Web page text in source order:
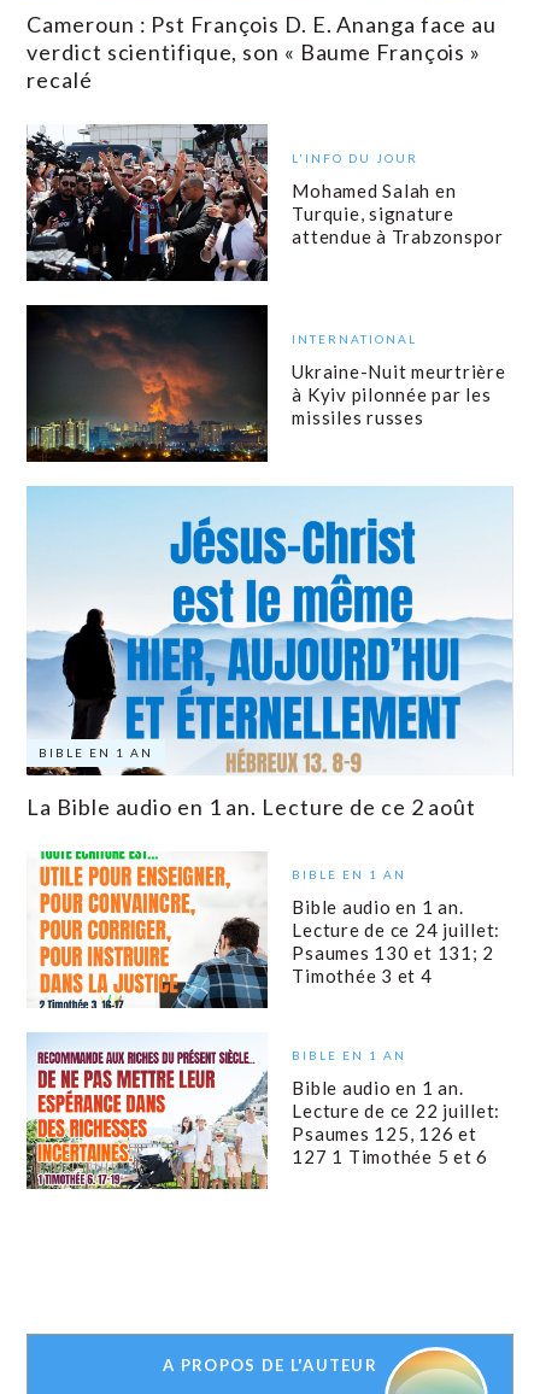
Cameroun : Pst François D. E. Ananga face au
verdict scientifique, son « Baume François »
recalé
L'INFO DU JOUR
Mohamed Salah en
Turquie, signature
attendue à Trabzonspor
INTERNATIONAL
Ukraine-Nuit meurtrière
à Kyiv pilonnée par les
missiles russes
BIBLE EN 1 AN
La Bible audio en 1 an. Lecture de ce 2 août
BIBLE EN 1 AN
Bible audio en 1 an.
Lecture de ce 24 juillet:
Psaumes 130 et 131; 2
Timothée 3 et 4
BIBLE EN 1 AN
Bible audio en 1 an.
Lecture de ce 22 juillet:
Psaumes 125, 126 et
127 1 Timothée 5 et 6
A PROPOS DE L'AUTEUR